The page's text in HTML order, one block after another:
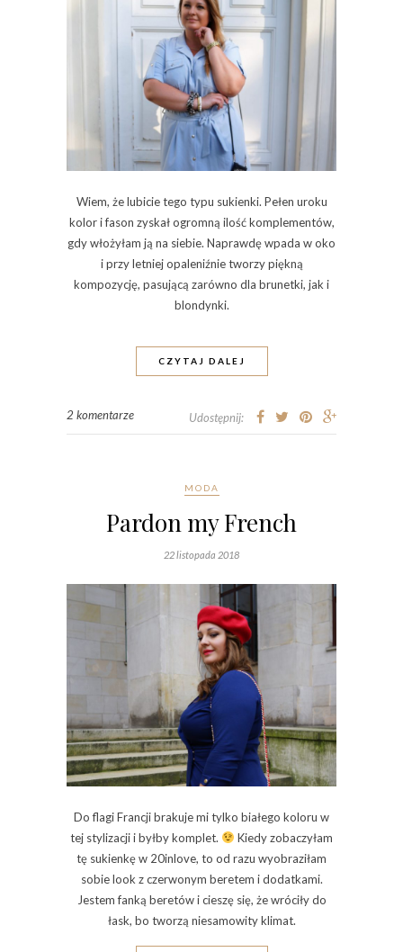
Wiem, że lubicie tego typu sukienki. Pełen uroku
kolor i fason zyskał ogromną ilość komplementów,
gdy włożyłam ją na siebie. Naprawdę wpada w oko
i przy letniej opaleniźnie tworzy piękną
kompozycję, pasującą zarówno dla brunetki, jak i
blondynki.
CZYTAJ DALEJ
2 komentarze Udostępnij:
MODA
Pardon my French
22 listopada 2018
Do flagi Francji brakuje mi tylko białego koloru w
tej stylizacji i byłby komplet.
Kiedy zobaczyłam
tę sukienkę w 20inlove, to od razu wyobraziłam
sobie look z czerwonym beretem i dodatkami.
Jestem fanką beretów i cieszę się, że wróciły do
łask, bo tworzą niesamowity klimat.